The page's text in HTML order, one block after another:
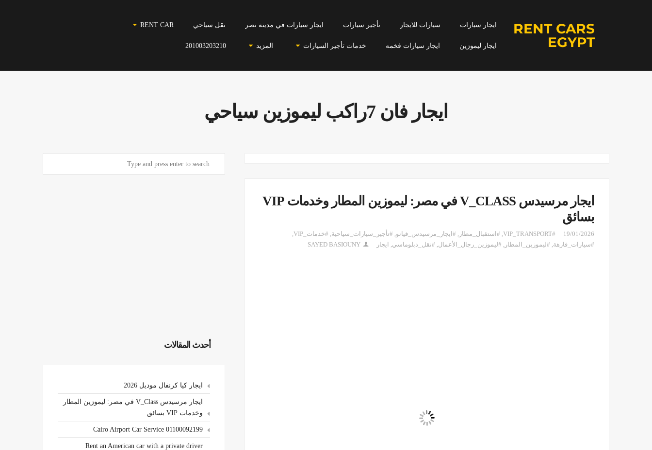
RENT CARS
EGYPT
ايجار سيارات سيارات للايجار تأجير سيارات ايجار سيارات في مدينة نصر نقل سياحي RENT CAR
ايجار ليموزين ايجار سيارات فخمه خدمات تأجير السيارات المزيد 201003203210
ايجار فان 7راكب ليموزين سياحي
ايجار مرسيدس V_CLASS في مصر: ليموزين المطار وخدمات VIP
بسائق
19/01/2026
#VIP_TRANSPORT
, #استقبال_مطار , #ايجار_مرسيدس_فيانو, #تأجير_سيارات_سياحية, #خدمات_VIP
,
#سيارات_فارهة, #ليموزين_المطار , #ليموزين_رجال_الأعمال, #نقل_دبلوماسي, ايجار SAYED BASIOUNY
أحدث المقالات
ايجار كيا كرنفال موديل 2026
ايجار مرسيدس V_Class في مصر: ليموزين المطار
وخدمات VIP بسائق
Cairo Airport Car Service 01100092199
Rent an American car with a private driver